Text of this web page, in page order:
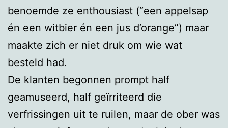
benoemde ze enthousiast (“een appelsap
én een witbier én een jus d’orange”) maar
maakte zich er niet druk om wie wat
besteld had.
De klanten begonnen prompt half
geamuseerd, half geïrriteerd die
verfrissingen uit te ruilen, maar de ober was